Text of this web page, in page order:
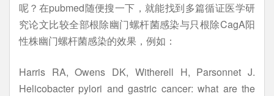
呢？在pubmed随便搜一下，就能找到多篇循证医学研
究论文比较全部根除幽门螺杆菌感染与只根除CagA阳
性株幽门螺杆菌感染的效果，例如：
Harris RA, Owens DK, Witherell H, Parsonnet J.
Helicobacter pylori and gastric cancer: what are the